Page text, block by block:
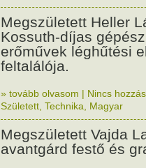
Megszületett Heller
Kossuth-díjas
erőművek léghűtési
feltalálója.
» tovább olvasom | Nincs
Született Technika Magyar
Megszületett Vajda
avantgárd festő és